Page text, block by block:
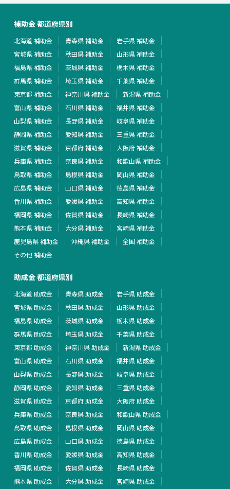
補助金 都道府県別
北海道 補助金 青森県 補助金
岩手県 補助金
宮城県 補助金
秋田県 補助金
山形県 補助金
福島県 補助金
茨城県 補助金
栃木県 補助金
群馬県 補助金
埼玉県 補助金
千葉県 補助金
東京都 補助金
神奈川県 補助金
新潟県 補助金
富山県 補助金
石川県 補助金
福井県 補助金
山梨県 補助金
長野県 補助金
岐阜県 補助金
静岡県 補助金
愛知県 補助金
三重県 補助金
滋賀県 補助金
京都府 補助金
大阪府 補助金
兵庫県 補助金
奈良県 補助金
和歌山県 補助金
鳥取県 補助金
島根県 補助金
岡山県 補助金
広島県 補助金
山口県 補助金
徳島県 補助金
香川県 補助金
愛媛県 補助金
高知県 補助金
福岡県 補助金
佐賀県 補助金
長崎県 補助金
熊本県 補助金
大分県 補助金
宮崎県 補助金
鹿児島県 補助金
沖縄県 補助金
全国 補助金
その他 補助金
助成金 都道府県別
北海道 助成金 青森県 助成金
岩手県 助成金
宮城県 助成金
秋田県 助成金
山形県 助成金
福島県 助成金
茨城県 助成金
栃木県 助成金
群馬県 助成金
埼玉県 助成金
千葉県 助成金
東京都 助成金
神奈川県 助成金
新潟県 助成金
富山県 助成金
石川県 助成金
福井県 助成金
山梨県 助成金
長野県 助成金
岐阜県 助成金
静岡県 助成金
愛知県 助成金
三重県 助成金
滋賀県 助成金
京都府 助成金
大阪府 助成金
兵庫県 助成金
奈良県 助成金
和歌山県 助成金
鳥取県 助成金
島根県 助成金
岡山県 助成金
広島県 助成金
山口県 助成金
徳島県 助成金
香川県 助成金
愛媛県 助成金
高知県 助成金
福岡県 助成金
佐賀県 助成金
長崎県 助成金
熊本県 助成金
大分県 助成金
宮崎県 助成金